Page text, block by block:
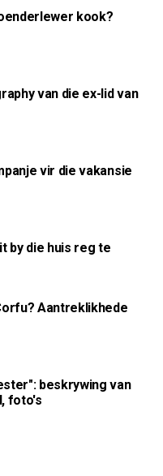
kook?
van die ex-lid van
vir die vakansie
by die huis reg te
Aantreklikhede
beskrywing van
foto's